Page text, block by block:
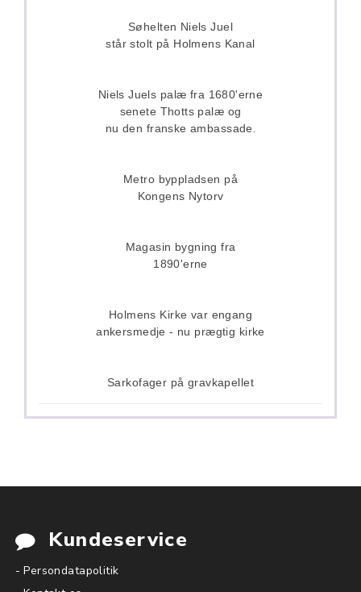
Søhelten Niels Juel
står stolt på Holmens Kanal
Niels Juels palæ fra 1680'erne
senete Thotts palæ og
nu den franske ambassade
Metro byppladsen på
Kongens Nytorv
Magasin bygning fra
1890'erne
Holmens Kirke var engang
ankersmedje - nu prægtig kirke
Sarkofager på gravkapellet
Kundeservice
- Persondatapolitik